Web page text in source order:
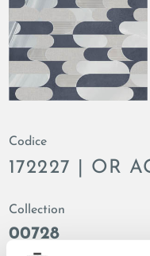
Codice
172227 | OR
Collection
00728